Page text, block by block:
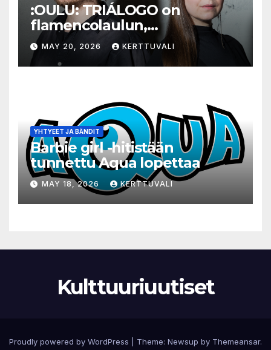
:OULU: TRIÁLOGO on
flamencolaulun,
elektronisen musiikin ja
hylätyn tilan välinen trialogi
MAY 20, 2026 KERTTUVALI
YHTYEET JA BÄNDIT
Barbie girl -hitistään
tunnettu Aqua lopettaa
MAY 18, 2026 KERTTUVALI
Kulttuuriuutiset
Proudly powered by WordPress Theme: Newsup by Themeansar.